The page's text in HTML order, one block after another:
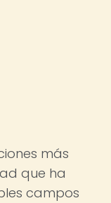
más
que ha
campos